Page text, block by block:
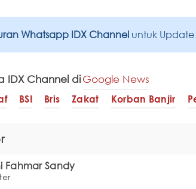
Whatsapp IDX Channel untuk Update
IDX Channel diGoogle News
BSI Bris Zakat Korban Banjir
Fahmar Sandy